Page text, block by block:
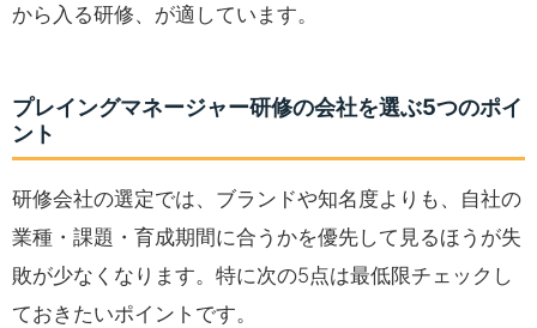
から入る研修、が適しています。
プレイングマネージャー研修の会社を選ぶ5つのポイ
ント
研修会社の選定では、ブランドや知名度よりも、自社の
業種・課題・育成期間に合うかを優先して見るほうが失
敗が少なくなります。特に次の5点は最低限チェックし
ておきたいポイントです。